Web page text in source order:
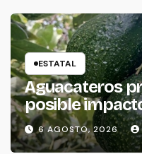
ESTATAL
Aguacateros
posible
alerta de
6 AGOSTO, 2026